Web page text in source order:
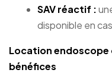
SAV réactif :
disponible en
Location
bénéfices